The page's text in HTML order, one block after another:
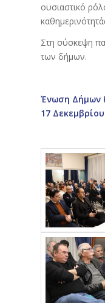
ουσιαστικό
Στη σύσκεψη
των δήμων.
Ένωση Δήμων
17